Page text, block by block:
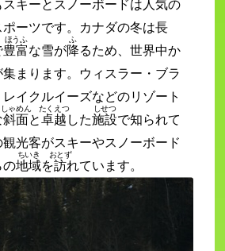
キーとスノーボードは人気の
ーツです。カナダの冬は長
豊富
ほうふ
な雪が降
ふ
るため、世界中か
まります。ウィスラー・ブラ
イクルイーズなどのリゾート
斜面
しゃめん
と卓越
たくえつ
した施設
しせつ
で知られて
光客がスキーやスノーボード
の地域
ちいき
を訪
おとず
れています。